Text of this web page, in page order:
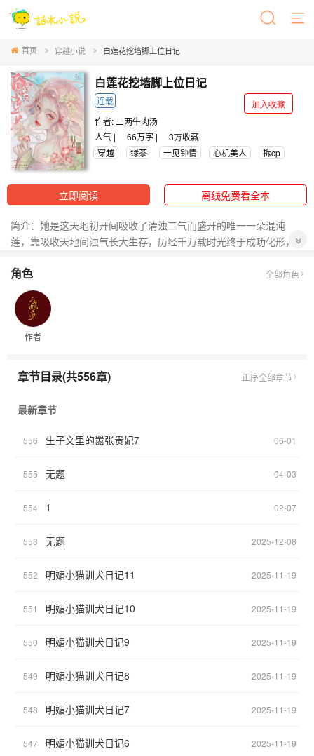
首页 穿越小说 白莲花挖墙脚上位日记
白莲花挖墙脚上位日记
连载
加入收藏
作者: 二两牛肉汤
人气 |
66万字 | 3万收藏
穿越
绿茶 一见钟情 心机美人 拆cp
立即阅读 离线免费看全本
简介：她是这天地初开间吸收了清浊二气而盛开的唯一一朵混沌
莲，靠吸收天地间浊气长大生存，历经千万载时光终于成功化形，
神，为了成就神位，她绑定了缺德系统，开始拆CP！
每个小世界都不一样，除了第一个世界都是原创快穿世界。
【1】微微一笑很倾城——肖奈✓
【2】霸总的小白花秘书✓
【3】影帝的甜心小助理✓
【5】电竞文的炮灰女主播✓
【6】年代文男主的小保姆✓
【7】绿茶小糊咖✓
【8】灵异世界菟丝花✓
【9】病弱白月光前女友✓
【11】道侣之徒✓
【12】君夺臣妻文里的嚣张妾室✓
顺序不定，未完待续……
角色 全部角色
作者
章节目录(共556章) 正序全部章节
最新章节
556 生子文里的嚣张贵妃7 06-01
555 无题 04-03
554 1 02-07
553 无题 2025-12-08
552 明媚小猫训犬日记11 2025-11-19
551 明媚小猫训犬日记10 2025-11-19
550 明媚小猫训犬日记9 2025-11-19
549 明媚小猫训犬日记8 2025-11-19
548 明媚小猫训犬日记7 2025-11-19
547 明媚小猫训犬日记6 2025-11-19